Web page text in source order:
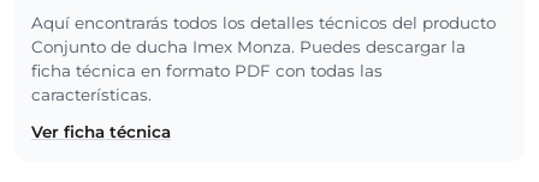
Aquí encontrarás todos los detalles técnicos del producto
Conjunto de ducha Imex Monza. Puedes descargar la
ficha técnica en formato PDF con todas las
características.
Ver ficha técnica